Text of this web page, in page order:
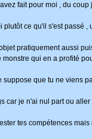
fait pour moi , du
plutôt ce qu'il s'est passé
pratiquement aussi
qui en a profité
suppose que tu ne viens
car je n'ai nul part ou aller
tes compétences